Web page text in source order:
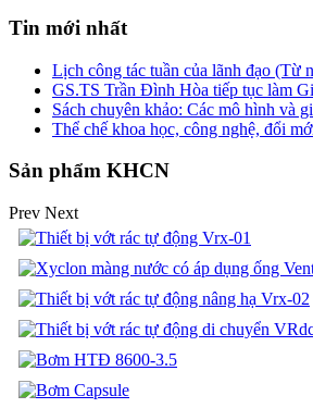
Tin mới nhất
Lịch công tác tuần của lãnh đạo (Từ
GS.TS Trần Đình Hòa tiếp tục làm
Sách chuyên khảo: Các mô hình và
Thể chế khoa học, công nghệ, đổi
Sản phẩm KHCN
Prev Next